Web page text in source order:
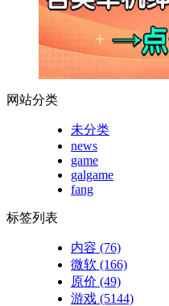
网站分类
未分类
news
game
galgame
fang
标签列表
内容 (76)
微软 (166)
原价 (49)
游戏 (5144)